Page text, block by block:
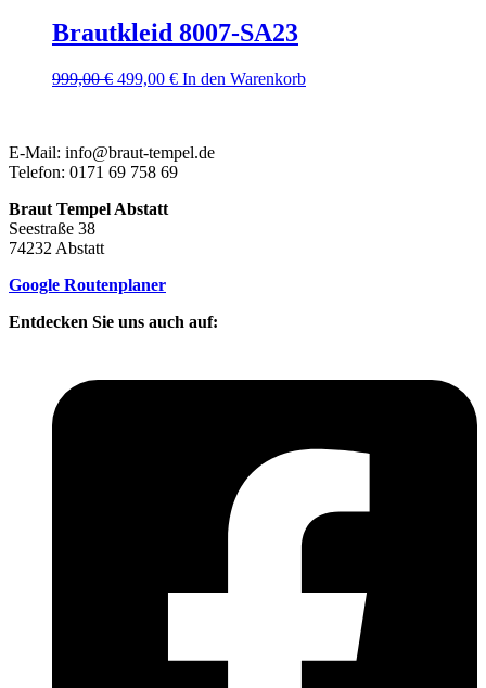
699,00 € 499,00 €.
Brautkleid 8007-SA23
999,00€ Ursprünglicher
499,00 €Aktueller
In den Warenkorb
E-Mail: info@braut-tempel.de
Telefon: 0171 69 758 69
Braut Tempel Abstatt
Seestraße 38
74232 Abstatt
Google Routenplaner
Entdecken Sie uns auch auf: